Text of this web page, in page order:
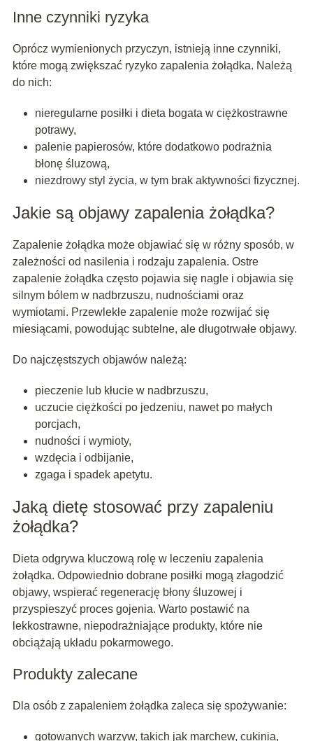
Inne czynniki ryzyka
Oprócz wymienionych przyczyn, istnieją inne czynniki,
które mogą zwiększać ryzyko zapalenia żołądka. Należą
do nich:
nieregularne posiłki i dieta bogata w ciężkostrawne
potrawy,
palenie papierosów, które dodatkowo podrażnia
błonę śluzową,
niezdrowy styl życia, w tym brak aktywności fizycznej.
Jakie są objawy zapalenia żołądka?
Zapalenie żołądka może objawiać się w różny sposób, w
zależności od nasilenia i rodzaju zapalenia. Ostre
zapalenie żołądka często pojawia się nagle i objawia się
silnym bólem w nadbrzuszu, nudnościami oraz
wymiotami. Przewlekłe zapalenie może rozwijać się
miesiącami, powodując subtelne, ale długotrwałe objawy.
Do najczęstszych objawów należą:
pieczenie lub kłucie w nadbrzuszu,
uczucie ciężkości po jedzeniu, nawet po małych
porcjach,
nudności i wymioty,
wzdęcia i odbijanie,
zgaga i spadek apetytu.
Jaką dietę stosować przy zapaleniu
żołądka?
Dieta odgrywa kluczową rolę w leczeniu zapalenia
żołądka. Odpowiednio dobrane posiłki mogą złagodzić
objawy, wspierać regenerację błony śluzowej i
przyspieszyć proces gojenia. Warto postawić na
lekkostrawne, niepodrażniające produkty, które nie
obciążają układu pokarmowego.
Produkty zalecane
Dla osób z zapaleniem żołądka zaleca się spożywanie:
gotowanych warzyw, takich jak marchew, cukinia,